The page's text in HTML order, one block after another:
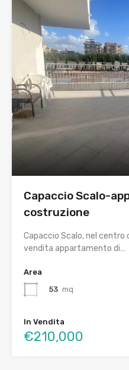
Capaccio Scalo-
costruzione
Capaccio Scalo, nel
vendita appartamento di…
Area
53 mq
In Vendita
€210,000